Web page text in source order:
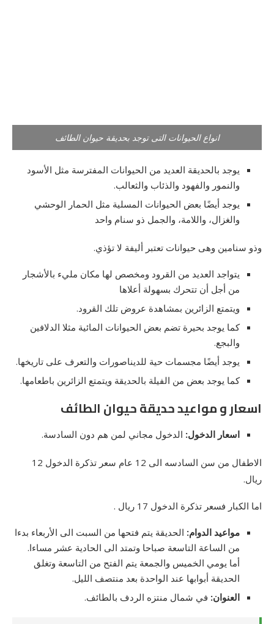
انواع الحيوانات التى توجد بحديقة حيوان الطائف
يوجد بالحديقة العديد من الحيوانات المفترسة مثل الأسود
والنمور والفهود والذئاب والثعالب.
يوجد أيضًا بعض الحيوانات المسلية مثل الحمار الوحشي
والغزال، واللامة، والجمل ذو سنام واحد
وذو سنامين وهى حيوانات تعتبر أليفة لا تؤذي.
يتواجد العديد من القرود ومخصص لها مكان مليء بالأشجار
من أجل أن تتحرك بسهولة أعلاها
ويتمتع الزائرين بمشاهدة عروض تلك القرود.
كما يوجد بحيرة تضم بعض الحيوانات المائية مثلا الدلافين
والبجع.
يوجد أيضًا مجسمات حية للديناصورات والتعرف على تاريخها.
كما يوجد بعض من الفيلة بالحديقة ويتمتع الزائرين باطعامها.
اسعار و مواعيد حديقة حيوان الطائف
اسعار الدخول: الدخول مجاني لمن هم دون السادسة.
الاطفال من سن السادسه الى 12 عام سعر تذكرة الدخول 12
ريال.
اما الكبار فسعر تذكرة الدخول 17 ريال .
مواعيد الدوام: الحديقة يتم فتحها من السبت الى الأربعاء بدءا
من الساعة التاسعة صباحا وتمتد الى الحادية عشر مساءا.
أما يومي الخميس والجمعة يتم الفتح من التاسعة وتغلق
الحديقة أبوابها عند الواحدة بعد منتصف الليل.
العنوان: في شمال منتزه الردف بالطائف.